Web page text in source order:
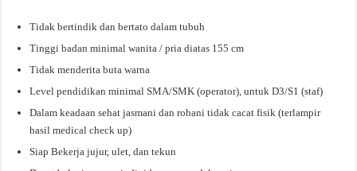
Tidak bertindik dan bertato dalam tubuh
Tinggi badan minimal wanita / pria diatas 155 cm
Tidak menderita buta warna
Level pendidikan minimal SMA/SMK (operator), untuk D3/S1 (staf)
Dalam keadaan sehat jasmani dan rohani tidak cacat fisik (terlampir
hasil medical check up)
Siap Bekerja jujur, ulet, dan tekun